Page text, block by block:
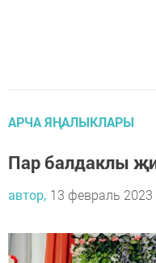
АРЧА ЯҢАЛЫКЛАРЫ
Пар балдаклы
автор, 13 февраль 2023